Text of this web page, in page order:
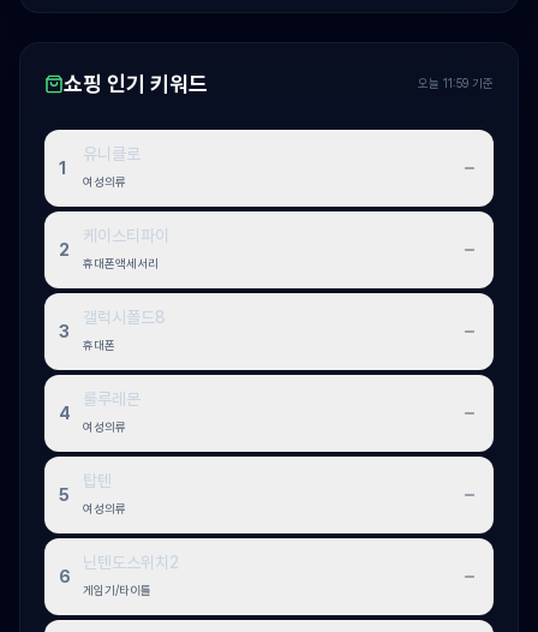
쇼핑 인기 키워드 오늘 11:59 기준
1
유니클로
여성의류
2
케이스티파이
휴대폰액세서리
3
갤럭시폴드8
휴대폰
4
룰루레몬
여성의류
5
탑텐
여성의류
6
닌텐도스위치2
게임기/타이틀